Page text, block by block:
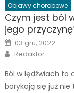
Objawy chorobowe
Czym jest ból
jego
Posted
on
03 gru, 2022
Author
Redaktor
Ból w lędźwiach to
borykają się już nie